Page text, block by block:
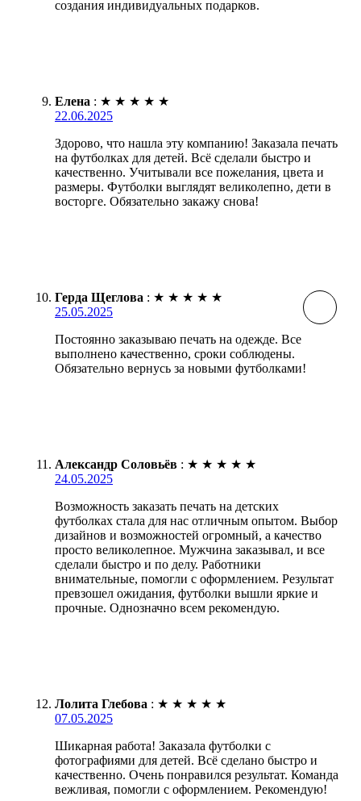
создания индивидуальных подарков.
Елена : ★ ★ ★ ★ ★
22.06.2025
Здорово, что нашла эту компанию! Заказала печать
на футболках для детей. Всё сделали быстро и
качественно. Учитывали все пожелания, цвета и
размеры. Футболки выглядят великолепно, дети в
восторге. Обязательно закажу снова!
Герда Щеглова : ★ ★ ★ ★ ★
25.05.2025
Постоянно заказываю печать на одежде. Все
выполнено качественно, сроки соблюдены.
Обязательно вернусь за новыми футболками!
Александр Соловьёв : ★ ★ ★ ★ ★
24.05.2025
Возможность заказать печать на детских
футболках стала для нас отличным опытом. Выбор
дизайнов и возможностей огромный, а качество
просто великолепное. Мужчина заказывал, и все
сделали быстро и по делу. Работники
внимательные, помогли с оформлением. Результат
превзошел ожидания, футболки вышли яркие и
прочные. Однозначно всем рекомендую.
Лолита Глебова : ★ ★ ★ ★ ★
07.05.2025
Шикарная работа! Заказала футболки с
фотографиями для детей. Всё сделано быстро и
качественно. Очень понравился результат. Команда
вежливая, помогли с оформлением. Рекомендую!